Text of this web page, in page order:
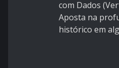
com Dados
Aposta na
histórico em